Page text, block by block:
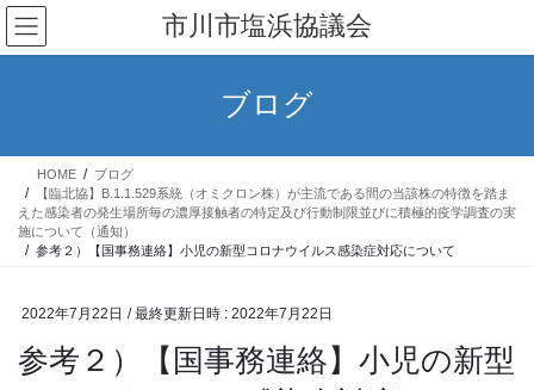
コ
ン
テ
ス
ナ
ビ
ゲ
ン
市川市塩浜協議会
ブログ
HOME
ブログ
【臨北協】B.1.1.529系統（オミクロン株）が主流である間の当該株の特徴を踏ま
えた感染者の発生場所毎の濃厚接触者の特定及び行動制限並びに積極的疫学調査の実
施について（通知）
参考２）【国事務連絡】小児の新型コロナウイルス感染症対応について
2022年7月22日 / 最終更新日時 : 2022年7月22日
参考２）【国事務連絡】小児の新型